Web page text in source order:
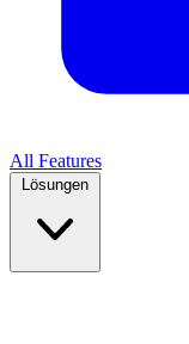
All Features